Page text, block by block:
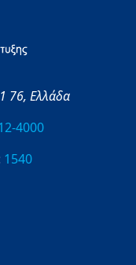
76, Ελλάδα
4000
1540